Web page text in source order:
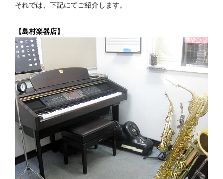
それでは、下記にてご紹介します。
【島村楽器店】